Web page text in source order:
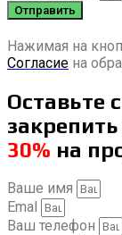
Отправить
Нажимая на
Согласие на
Оставьте
30% на
Ваше имя
Emal
Ваш телефон